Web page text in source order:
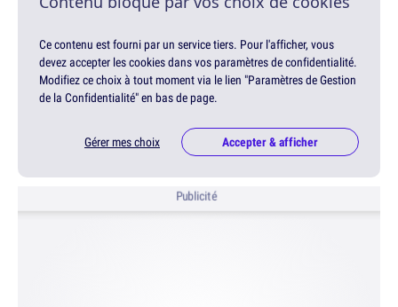
Ce contenu est fourni par un service tiers. Pour l'afficher, vous
devez accepter les cookies dans vos paramètres de confidentialité.
Modifiez ce choix à tout moment via le lien "Paramètres de Gestion
de la Confidentialité" en bas de page.
Gérer mes choix Accepter & afficher
Publicité